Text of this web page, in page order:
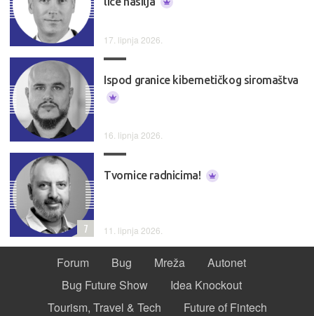
17. lipnja 2026.
Ispod granice kibernetičkog siromaštva
16. lipnja 2026.
Tvornice radnicima!
11. lipnja 2026.
7
Forum Bug Mreža
Autonet
Bug Future Show
Idea Knockout
Tourism, Travel & Tech
Future of Fintech